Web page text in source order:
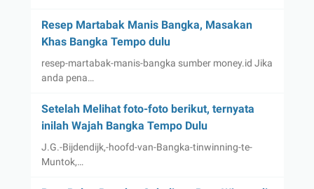
Resep Martabak Manis Bangka, Masakan
Khas Bangka Tempo dulu
resep-martabak-manis-bangka sumber money.id Jika
anda pena…
Setelah Melihat foto-foto berikut, ternyata
inilah Wajah Bangka Tempo Dulu
J.G.-Bijdendijk,-hoofd-van-Bangka-tinwinning-te-
Muntok,…